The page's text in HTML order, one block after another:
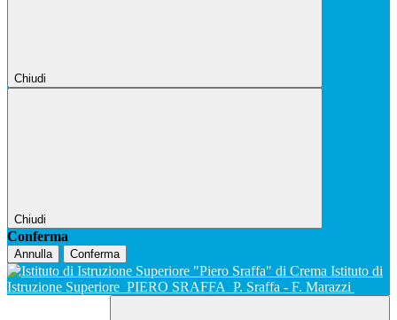
Chiudi
Chiudi
Conferma
Annulla Conferma
Istituto di
Istruzione Superiore PIERO SRAFFA P. Sraffa - F. Marazzi